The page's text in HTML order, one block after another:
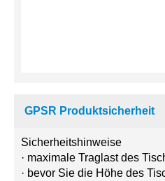
GPSR Produktsicherheit
Sicherheitshinweise
· maximale Traglast des
· bevor Sie die Höhe des